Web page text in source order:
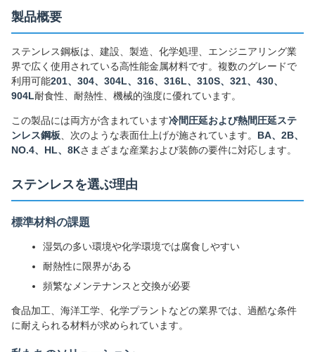
製品概要
ステンレス鋼板は、建設、製造、化学処理、エンジニアリング業
界で広く使用されている高性能金属材料です。複数のグレードで
利用可能201、304、304L、316、316L、310S、321、430、
904L耐食性、耐熱性、機械的強度に優れています。
この製品には両方が含まれています冷間圧延および熱間圧延ステ
ンレス鋼板 、次のような表面仕上げが施されています。 BA、2B、
NO.4、HL、8Kさまざまな産業および装飾の要件に対応します。
ステンレスを選ぶ理由
標準材料の課題
湿気の多い環境や化学環境では腐食しやすい
耐熱性に限界がある
頻繁なメンテナンスと交換が必要
食品加工、海洋工学、化学プラントなどの業界では、過酷な条件
に耐えられる材料が求められています。